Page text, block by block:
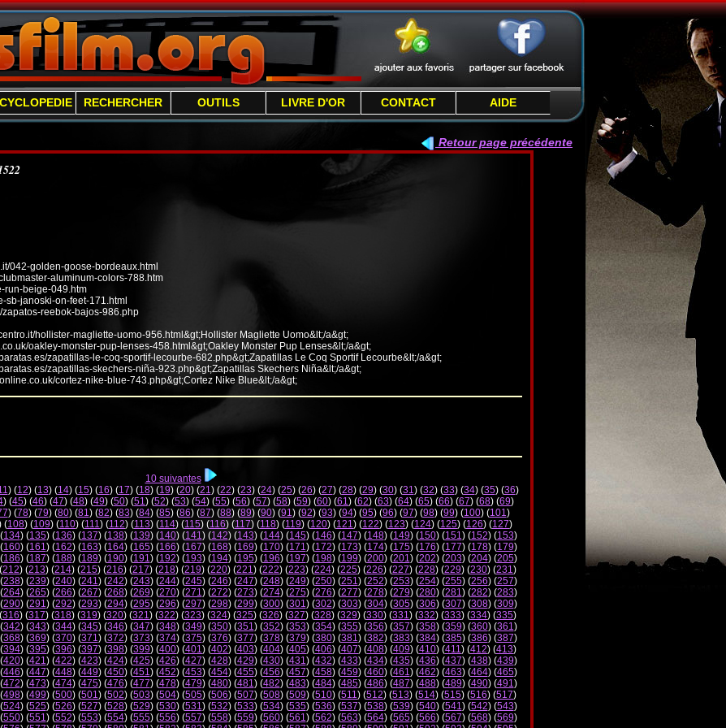
RECHERCHER OUTILS LIVRE D'OR CONTACT AIDE
Retour page précédente
042-golden-goose-bordeaux.html
aluminum-colors-788.htm
run-beige-049.htm
sb-janoski-on-feet-171.html
reebok-bajos-986.php
hollister-magliette-uomo-956.html&gt;Hollister Magliette Uomo&lt;/a&gt;
oakley-monster-pup-lenses-458.html&gt;Oakley Monster Pup Lenses&lt;/a&gt;
zapatillas-le-coq-sportif-lecourbe-682.php&gt;Zapatillas Le Coq Sportif Lecourbe&lt;/a&gt;
zapatillas-skechers-niña-923.php&gt;Zapatillas Skechers Niña&lt;/a&gt;
cortez-nike-blue-743.php&gt;Cortez Nike Blue&lt;/a&gt;
10 suivantes
) (12) (13) (14) (15) (16) (17) (18) (19) (20) (21) (22) (23) (24) (25) (26) (27) (28) (29) (30) (31) (32) (33) (34) (35) (36)
) (45) (46) (47) (48) (49) (50) (51) (52) (53) (54) (55) (56) (57) (58) (59) (60) (61) (62) (63) (64) (65) (66) (67) (68) (69)
) (78) (79) (80) (81) (82) (83) (84) (85) (86) (87) (88) (89) (90) (91) (92) (93) (94) (95) (96) (97) (98) (99) (100) (101)
(108) (109) (110) (111) (112) (113) (114) (115) (116) (117) (118) (119) (120) (121) (122) (123) (124) (125) (126) (127)
134) (135) (136) (137) (138) (139) (140) (141) (142) (143) (144) (145) (146) (147) (148) (149) (150) (151) (152) (153)
160) (161) (162) (163) (164) (165) (166) (167) (168) (169) (170) (171) (172) (173) (174) (175) (176) (177) (178) (179)
186) (187) (188) (189) (190) (191) (192) (193) (194) (195) (196) (197) (198) (199) (200) (201) (202) (203) (204) (205)
212) (213) (214) (215) (216) (217) (218) (219) (220) (221) (222) (223) (224) (225) (226) (227) (228) (229) (230) (231)
238) (239) (240) (241) (242) (243) (244) (245) (246) (247) (248) (249) (250) (251) (252) (253) (254) (255) (256) (257)
264) (265) (266) (267) (268) (269) (270) (271) (272) (273) (274) (275) (276) (277) (278) (279) (280) (281) (282) (283)
290) (291) (292) (293) (294) (295) (296) (297) (298) (299) (300) (301) (302) (303) (304) (305) (306) (307) (308) (309)
316) (317) (318) (319) (320) (321) (322) (323) (324) (325) (326) (327) (328) (329) (330) (331) (332) (333) (334) (335)
342) (343) (344) (345) (346) (347) (348) (349) (350) (351) (352) (353) (354) (355) (356) (357) (358) (359) (360) (361)
368) (369) (370) (371) (372) (373) (374) (375) (376) (377) (378) (379) (380) (381) (382) (383) (384) (385) (386) (387)
394) (395) (396) (397) (398) (399) (400) (401) (402) (403) (404) (405) (406) (407) (408) (409) (410) (411) (412) (413)
420) (421) (422) (423) (424) (425) (426) (427) (428) (429) (430) (431) (432) (433) (434) (435) (436) (437) (438) (439)
446) (447) (448) (449) (450) (451) (452) (453) (454) (455) (456) (457) (458) (459) (460) (461) (462) (463) (464) (465)
472) (473) (474) (475) (476) (477) (478) (479) (480) (481) (482) (483) (484) (485) (486) (487) (488) (489) (490) (491)
498) (499) (500) (501) (502) (503) (504) (505) (506) (507) (508) (509) (510) (511) (512) (513) (514) (515) (516) (517)
524) (525) (526) (527) (528) (529) (530) (531) (532) (533) (534) (535) (536) (537) (538) (539) (540) (541) (542) (543)
550) (551) (552) (553) (554) (555) (556) (557) (558) (559) (560) (561) (562) (563) (564) (565) (566) (567) (568) (569)